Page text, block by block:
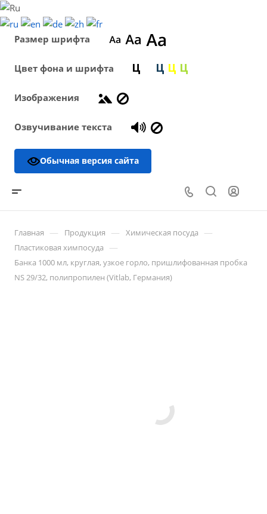
Размер шрифта
Цвет фона и шрифта
Изображения
Озвучивание текста
Обычная версия сайта
Главная — Продукция — Химическая посуда —
Пластиковая химпосуда —
Банка 1000 мл, круглая, узкое горло, пришлифованная пробка
NS 29/32, полипропилен (Vitlab, Германия)